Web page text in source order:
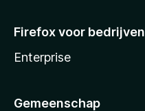
Firefox voor bedrijven
Enterprise
Gemeenschap